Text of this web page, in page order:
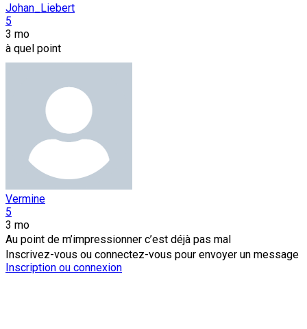
Johan_Liebert
5
3 mo
à quel point
Vermine
5
3 mo
Au point de m’impressionner c’est déjà pas mal
Inscrivez-vous ou connectez-vous pour envoyer un message
Inscription ou connexion